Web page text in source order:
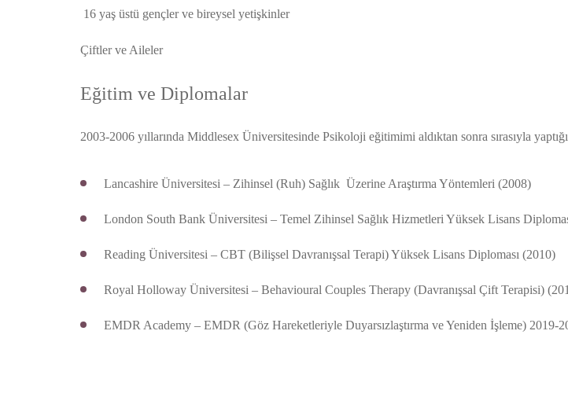
16 yaş üstü gençler ve bireysel yetişkinler
Çiftler ve Aileler
Eğitim ve Diplomalar
2003-2006 yıllarında Middlesex Üniversitesinde Psikoloji eğitimimi aldıktan sonra sırasıyla
Lancashire Üniversitesi – Zihinsel (Ruh) Sağlık Üzerine Araştırma Yöntemleri (2008)
London South Bank Üniversitesi – Temel Zihinsel Sağlık Hizmetleri Yüksek Lisans
Reading Üniversitesi – CBT (Bilişsel Davranışsal Terapi) Yüksek Lisans Diploması (2010)
Royal Holloway Üniversitesi – Behavioural Couples Therapy (Davranışsal Çift Terapisi)
EMDR Academy – EMDR (Göz Hareketleriyle Duyarsızlaştırma ve Yeniden İşleme) 2019-